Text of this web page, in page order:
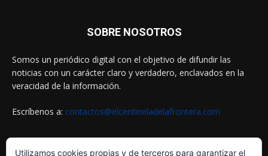
SOBRE NOSOTROS
Somos un periódico digital con el objetivo de difundir las
noticias con un carácter claro y verdadero, enclavados en la
veracidad de la información.
Escríbenos a: contactos@elcentineladelafrontera.com
Utilizamos cookies propias y de terceros para garantizar el